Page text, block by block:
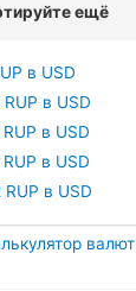
ещё
в USD
в USD
в USD
в USD
в USD
валют